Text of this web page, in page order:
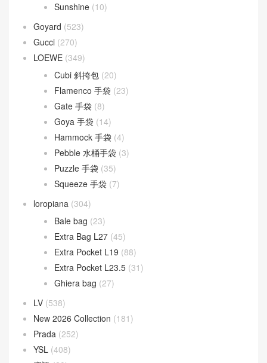
Sunshine (10)
Goyard (523)
Gucci (270)
LOEWE (349)
Cubi 斜挎包 (20)
Flamenco 手袋 (23)
Gate 手袋 (8)
Goya 手袋 (14)
Hammock 手袋 (4)
Pebble 水桶手袋 (3)
Puzzle 手袋 (35)
Squeeze 手袋 (7)
loropiana (304)
Bale bag (23)
Extra Bag L27 (45)
Extra Pocket L19 (88)
Extra Pocket L23.5 (31)
Ghiera bag (27)
LV (538)
New 2026 Collection (181)
Prada (252)
YSL (408)